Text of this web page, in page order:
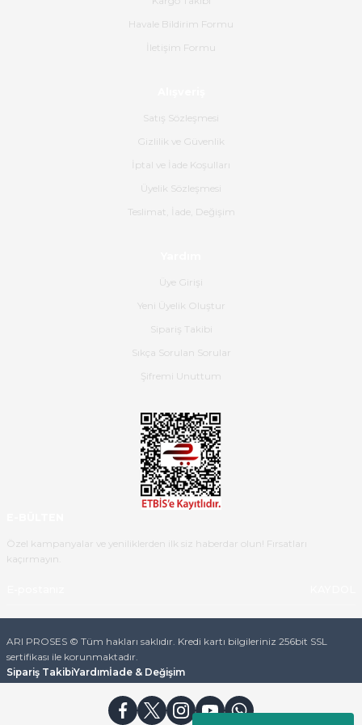
poşetlerle gönderim yapıyorlar.
olmuş, tam istediğim gibi. Ayrıca
satış personeline de güzel ve
Ürün iki gün içinde elime
hassasiyetleri ve Ürünün kalitesi
Havale Bildirim Formu
İletişim Formu
Satış Sözleşmesi
Gizlilik ve Güvenlik
İptal ve İade Koşulları
Üyelik Sözleşmesi
Teslimat, İade, Değişim
Üye Girişi
Yeni Üyelik Oluştur
Sipariş Takibi
Sıkça Sorulan Sorular
Şifremi Unuttum
Özel kampanyalar ve yeniliklerden ilk siz haberdar olun! Fırsatları
kaçırmayın.
ARI PROSES © Tüm hakları saklıdır. Kredi kartı bilgileriniz 256bit SSL
sertifikası ile korunmaktadır.
Sipariş TakibiYardımİade & Değişim